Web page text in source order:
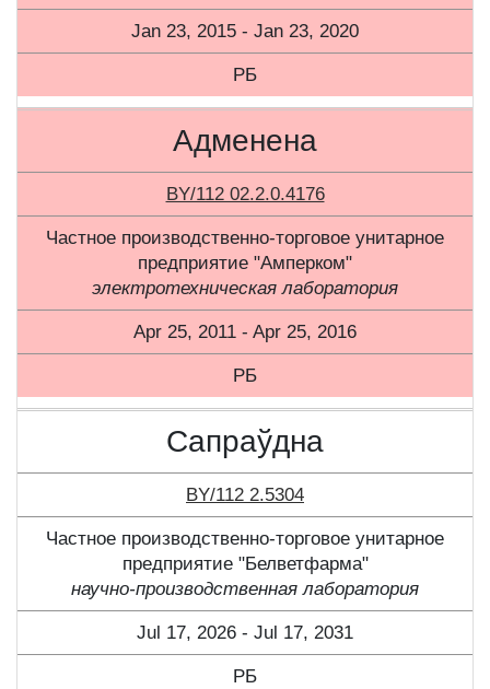
Jan 23, 2015 - Jan 23, 2020
РБ
Адменена
BY/112 02.2.0.4176
Частное производственно-торговое унитарное
предприятие "Амперком"
электротехническая лаборатория
Apr 25, 2011 - Apr 25, 2016
РБ
Сапраўдна
BY/112 2.5304
Частное производственно-торговое унитарное
предприятие "Белветфарма"
научно-производственная лаборатория
Jul 17, 2026 - Jul 17, 2031
РБ